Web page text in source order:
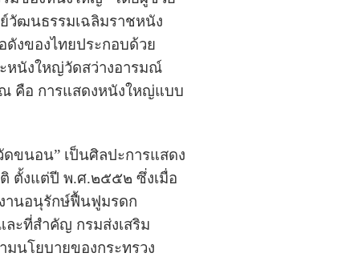
วัฒนธรรมเฉลิมราชหนัง
งของไทยประกอบด้วย
นังใหญ่วัดสว่างอารมณ์
คือ การแสดงหนังใหญ่แบบ
ขนอน” เป็นศิลปะการแสดง
ตั้งแต่ปี พ.ศ.๒๕๕๒ ซึ่งเมื่อ
านอนุรักษ์ฟื้นฟูมรดก
ละที่สำคัญ กรมส่งเสริม
นโยบายของกระทรวง